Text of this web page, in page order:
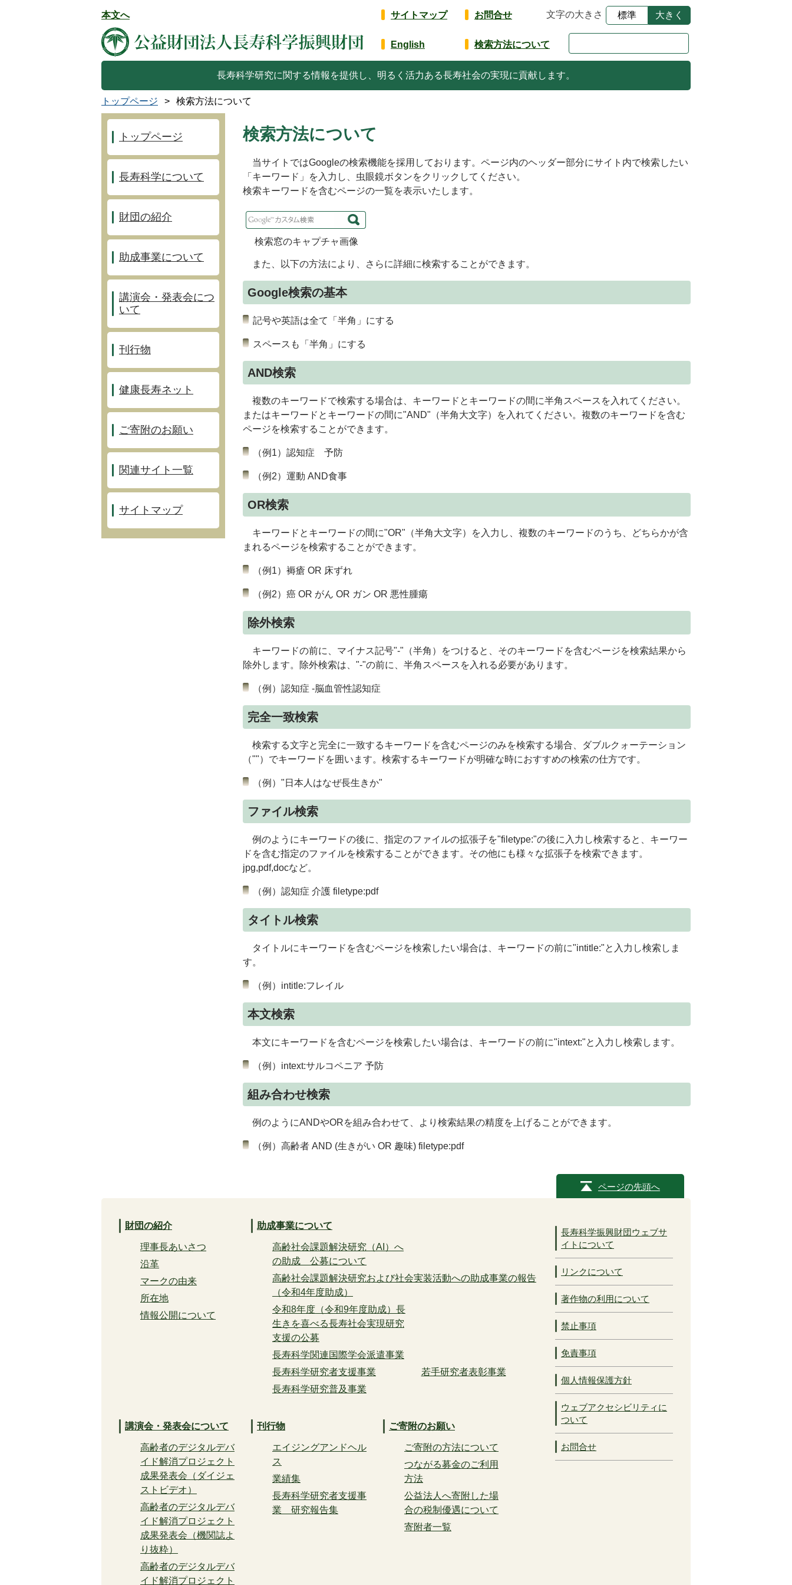
本文へ サイトマップ お問合せ
English 検索方法について
文字の大きさ 標準 大きく
長寿科学研究に関する情報を提供し、明るく活力ある長寿社会の実現に貢献します。
トップページ 検索方法について
検索方法について
当サイトではGoogleの検索機能を採用しております。ページ内のヘッダー部分にサイト内で検索したい
「キーワード」を入力し、虫眼鏡ボタンをクリックしてください。
検索キーワードを含むページの一覧を表示いたします。
検索窓のキャプチャ画像
また、以下の方法により、さらに詳細に検索することができます。
Google検索の基本
記号や英語は全て「半角」にする
スペースも「半角」にする
AND検索
複数のキーワードで検索する場合は、キーワードとキーワードの間に半角スペースを入れてください。
またはキーワードとキーワードの間に"AND"（半角大文字）を入れてください。複数のキーワードを含む
ページを検索することができます。
（例1）認知症 予防
（例2）運動 AND食事
OR検索
キーワードとキーワードの間に"OR"（半角大文字）を入力し、複数のキーワードのうち、どちらかが含
まれるページを検索することができます。
（例1）褥瘡 OR 床ずれ
（例2）癌 OR がん OR ガン OR 悪性腫瘍
除外検索
キーワードの前に、マイナス記号"-"（半角）をつけると、そのキーワードを含むページを検索結果から
除外します。除外検索は、"-"の前に、半角スペースを入れる必要があります。
（例）認知症 -脳血管性認知症
完全一致検索
検索する文字と完全に一致するキーワードを含むページのみを検索する場合、ダブルクォーテーション
（""）でキーワードを囲います。検索するキーワードが明確な時におすすめの検索の仕方です。
（例）"日本人はなぜ長生きか"
ファイル検索
例のようにキーワードの後に、指定のファイルの拡張子を"filetype:"の後に入力し検索すると、キーワー
ドを含む指定のファイルを検索することができます。その他にも様々な拡張子を検索できます。
jpg,pdf,docなど。
（例）認知症 介護 filetype:pdf
タイトル検索
タイトルにキーワードを含むページを検索したい場合は、キーワードの前に"intitle:"と入力し検索しま
す。
（例）intitle:フレイル
本文検索
本文にキーワードを含むページを検索したい場合は、キーワードの前に"intext:"と入力し検索します。
（例）intext:サルコペニア 予防
組み合わせ検索
例のようにANDやORを組み合わせて、より検索結果の精度を上げることができます。
（例）高齢者 AND (生きがい OR 趣味) filetype:pdf
トップページ
長寿科学について
財団の紹介
助成事業について
講演会・発表会につ
いて
刊行物
健康長寿ネット
ご寄附のお願い
関連サイト一覧
サイトマップ
ページの先頭へ
財団の紹介
理事長あいさつ
沿革
マークの由来
所在地
情報公開について
助成事業について
高齢社会課題解決研究（AI）へ
の助成 公募について
高齢社会課題解決研究および社会実装活動への助成事業の報告
（令和4年度助成）
令和8年度（令和9年度助成）長
生きを喜べる長寿社会実現研究
支援の公募
長寿科学関連国際学会派遣事業
長寿科学研究者支援事業
若手研究者表彰事業
長寿科学研究普及事業
講演会・発表会について
高齢者のデジタルデバ
イド解消プロジェクト
成果発表会（ダイジェ
ストビデオ）
高齢者のデジタルデバ
イド解消プロジェクト
成果発表会（機関誌よ
り抜粋）
高齢者のデジタルデバ
イド解消プロジェクト
刊行物
エイジングアンドヘル
ス
業績集
長寿科学研究者支援事
業 研究報告集
ご寄附のお願い
ご寄附の方法について
つながる募金のご利用
方法
公益法人へ寄附した場
合の税制優遇について
寄附者一覧
長寿科学振興財団ウェブサ
イトについて
リンクについて
著作物の利用について
禁止事項
免責事項
個人情報保護方針
ウェブアクセシビリティに
ついて
お問合せ